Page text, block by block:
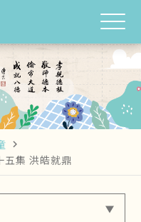
navigate_next
五集 洪皓就鼎